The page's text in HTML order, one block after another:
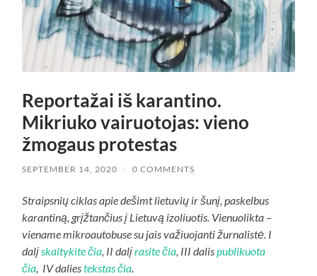
Reportažai iš karantino.
Mikriuko vairuotojas: vieno
žmogaus protestas
SEPTEMBER 14, 2020 / 0 COMMENTS
Straipsnių ciklas apie dešimt lietuvių ir šunį, paskelbus
karantiną, grįžtančius į Lietuvą izoliuotis. Vienuolikta –
viename mikroautobuse su jais važiuojanti žurnalistė. I
dalįskaitykite čia, II dalįrasite čia, III dalispublikuota
čia, IV daliestekstas čia.